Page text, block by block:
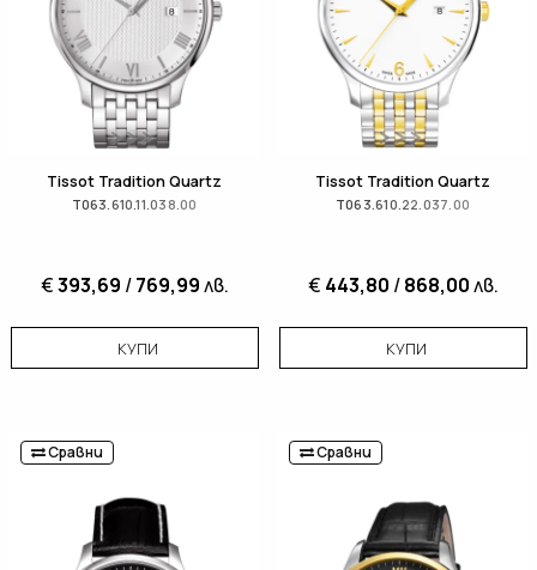
Tissot Tradition Quartz
T063.610.11.038.00
€393,69 /769,99лв.
КУПИ
Tissot Tradition Quartz
T063.610.22.037.00
€ 443,80 /868,00лв.
КУПИ
Сравни Сравни